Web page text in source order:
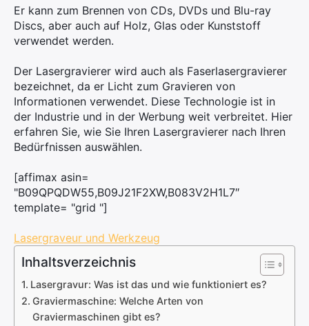
Er kann zum Brennen von CDs, DVDs und Blu-ray
Discs, aber auch auf Holz, Glas oder Kunststoff
verwendet werden.
Der Lasergravierer wird auch als Faserlasergravierer
bezeichnet, da er Licht zum Gravieren von
Informationen verwendet. Diese Technologie ist in
der Industrie und in der Werbung weit verbreitet. Hier
erfahren Sie, wie Sie Ihren Lasergravierer nach Ihren
Bedürfnissen auswählen.
[affimax asin=
"B09QPQDW55,B09J21F2XW,B083V2H1L7″
template= "grid "]
Lasergraveur und Werkzeug
Inhaltsverzeichnis
Lasergravur: Was ist das und wie funktioniert es?
Graviermaschine: Welche Arten von
Graviermaschinen gibt es?